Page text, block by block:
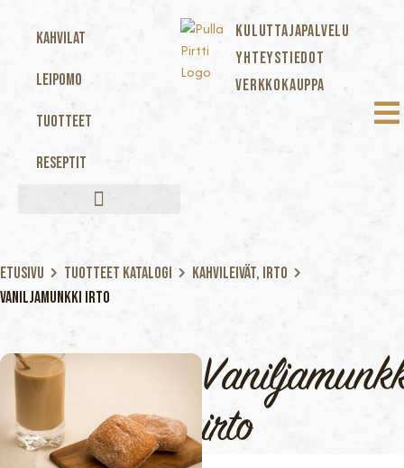
Kahvilat
Leipomo
Tuotteet
Reseptit
KULUTTAJAPALVELU
YHTEYSTIEDOT
VERKKOKAUPPA
Etusivu Tuotteet katalogi
Kahvileivät, Irto
Vaniljamunkki irto
irto